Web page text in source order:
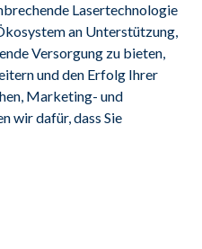
Lasertechnologie
an Unterstützung,
Versorgung zu bieten,
und den Erfolg Ihrer
Marketing- und
wir dafür, dass Sie